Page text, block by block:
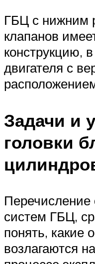
ГБЦ с нижним
клапанов
конструкцию,
двигателя с
Задачи и
головки
Перечисление
систем ГБЦ,
понять, какие
возлагаются